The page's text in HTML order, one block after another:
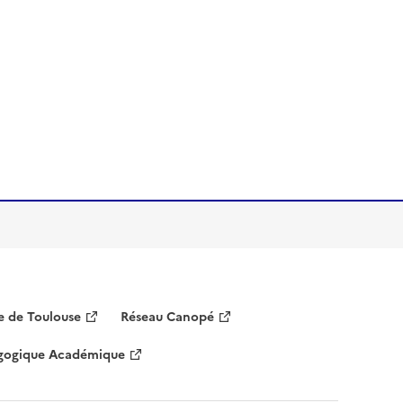
de Toulouse
Réseau Canopé
Académique